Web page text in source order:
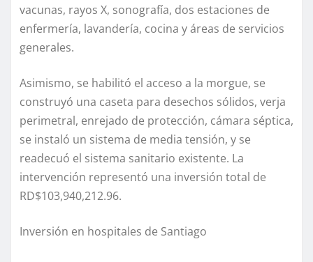
vacunas, rayos X, sonografía, dos estaciones de
enfermería, lavandería, cocina y áreas de servicios
generales.
Asimismo, se habilitó el acceso a la morgue, se
construyó una caseta para desechos sólidos, verja
perimetral, enrejado de protección, cámara séptica,
se instaló un sistema de media tensión, y se
readecuó el sistema sanitario existente. La
intervención representó una inversión total de
RD$103,940,212.96.
Inversión en hospitales de Santiago